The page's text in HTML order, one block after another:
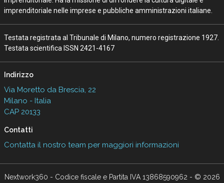
imprenditoriale nelle imprese e pubbliche amministrazioni italiane.
Testata registrata al Tribunale di Milano, numero registrazione 1927.
Testata scientifica ISSN 2421-4167
Indirizzo
Via Moretto da Brescia, 22
Milano - Italia
CAP 20133
Contatti
Contatta il nostro team per maggiori informazioni
Nextwork360 - Codice fiscale e Partita IVA 13868590962 - © 2026